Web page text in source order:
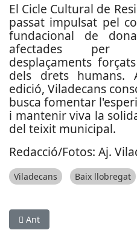
El Cicle Cultural de
passat impulsat pel
fundacional de
afectades per
desplaçaments
dels drets humans.
edició, Viladecans
busca fomentar
i mantenir viva la
del teixit municipal.
Redacció/Fotos: Aj.
Viladecans Baix llobregat
Article anterior: El SEM
Ant